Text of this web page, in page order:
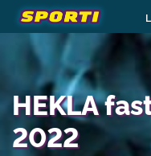
HEKLA
2022